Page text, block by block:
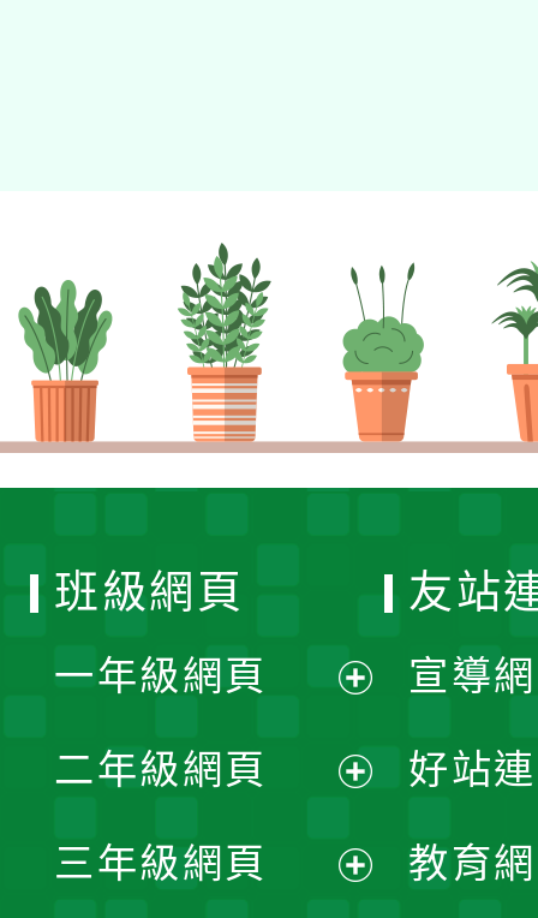
班級網頁
一年級網頁
開
選
二年級網頁
開
三年級網頁
友站
宣導
好站
教育